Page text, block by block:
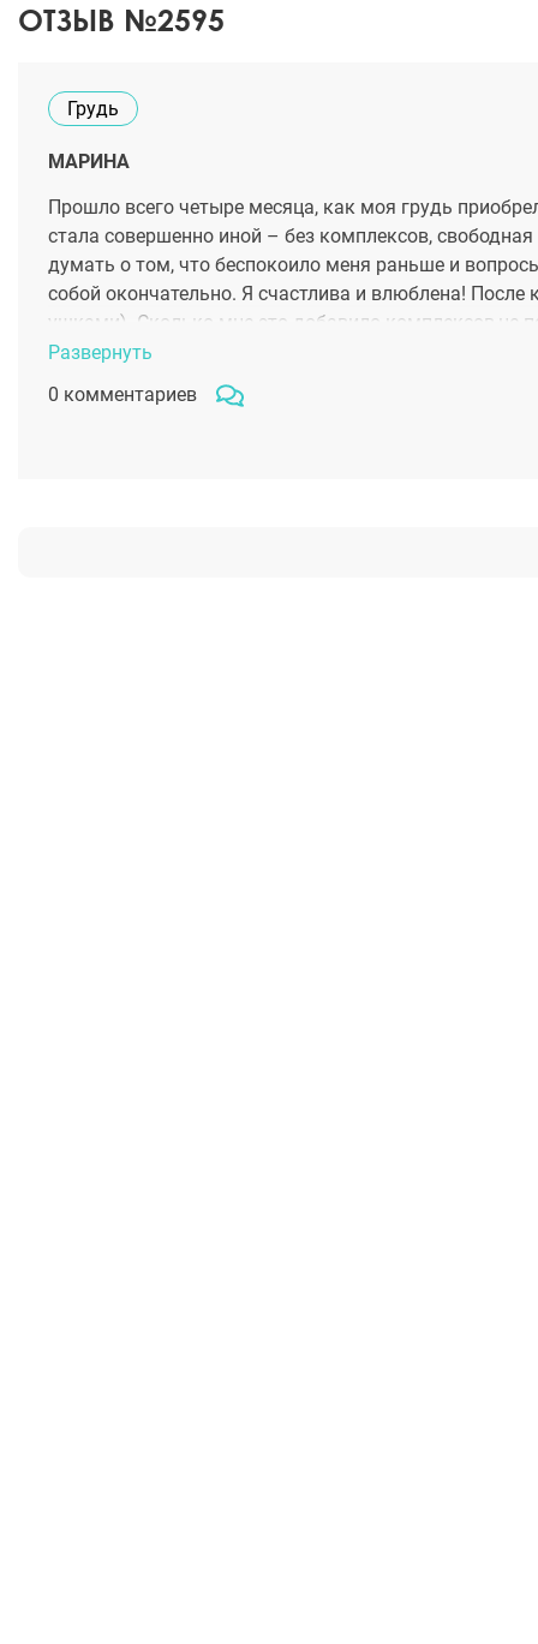
ОТЗЫВ №2595
Грудь
МАРИНА
Прошло всего четыре месяца, как моя грудь
стала совершенно иной – без комплексов,
думать о том, что беспокоило меня раньше и
собой окончательно. Я счастлива и влюблена!
ушками). Сколько мне это добавило комплексов,не
Развернуть
0 комментариев